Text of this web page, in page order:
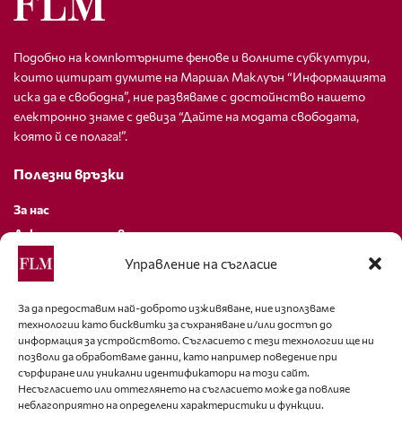
Управление на съгласие
За да предоставим най-доброто изживяване, ние използваме
технологии като бисквитки за съхраняване и/или достъп до
информация за устройството. Съгласието с тези технологии ще ни
позволи да обработваме данни, като например поведение при
сърфиране или уникални идентификатори на този сайт.
Несъгласието или оттеглянето на съгласието може да повлияе
неблагоприятно на определени характеристики и функции.
Подобно на компютърните фенове и волните субкултури,
които цитират думите на Маршал Маклуън “Информацията
иска да е свободна”, ние развяваме с достойнство нашето
електронно знаме с девиза “Дайте на модата свободата,
която й се полага!”.
Полезни връзки
За нас
Декларация за поверителност
Политика за бисквитки
За контакти
editor@fashion-lifestyle.net
+359 88 227 33 47
Последвайте ни